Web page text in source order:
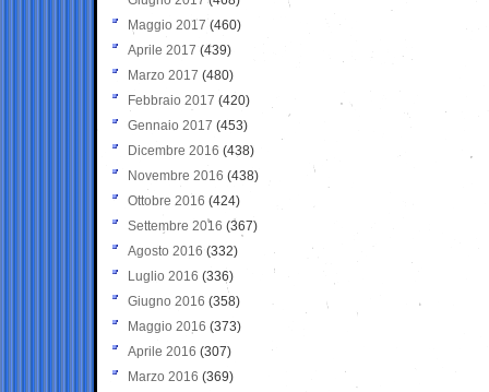
Maggio 2017 (460)
Aprile 2017 (439)
Marzo 2017 (480)
Febbraio 2017 (420)
Gennaio 2017 (453)
Dicembre 2016 (438)
Novembre 2016 (438)
Ottobre 2016 (424)
Settembre 2016 (367)
Agosto 2016 (332)
Luglio 2016 (336)
Giugno 2016 (358)
Maggio 2016 (373)
Aprile 2016 (307)
Marzo 2016 (369)